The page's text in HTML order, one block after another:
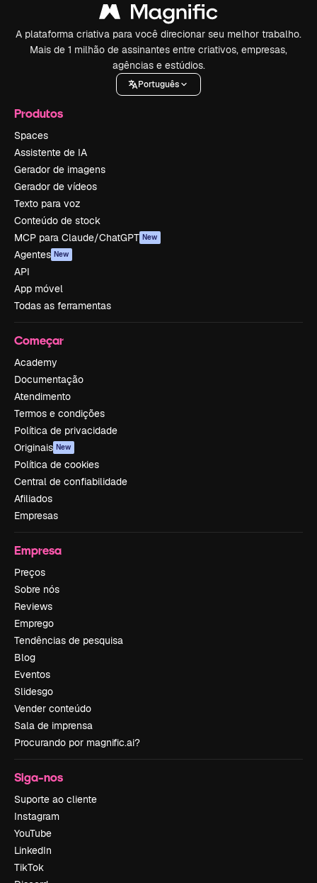
A plataforma criativa para você direcionar seu melhor trabalho.
Mais de 1 milhão de assinantes entre criativos, empresas,
agências e estúdios.
Português
Produtos
Spaces
Assistente de IA
Gerador de imagens
Gerador de vídeos
Texto para voz
Conteúdo de stock
MCP para Claude/ChatGPT New
Agentes New
API
App móvel
Todas as ferramentas
Começar
Academy
Documentação
Atendimento
Termos e condições
Política de privacidade
Originais New
Política de cookies
Central de confiabilidade
Afiliados
Empresas
Empresa
Preços
Sobre nós
Reviews
Emprego
Tendências de pesquisa
Blog
Eventos
Slidesgo
Vender conteúdo
Sala de imprensa
Procurando por magnific.ai?
Siga-nos
Suporte ao cliente
Instagram
YouTube
LinkedIn
TikTok